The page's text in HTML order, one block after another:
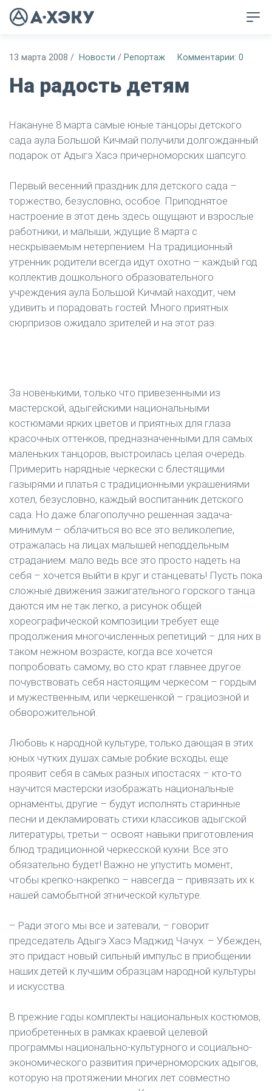
13 марта 2008 / Новости / Репортаж Комментарии: 0
На радость детям
Накануне 8 марта самые юные танцоры детского
сада аула Большой Кичмай получили долгожданный
подарок от Адыгэ Хасэ причерноморских шапсуго.
Первый весенний праздник для детского сада –
торжество, безусловно, особое. Приподнятое
настроение в этот день здесь ощущают и взрослые
работники, и малыши, ждущие 8 марта с
нескрываемым нетерпением. На традиционный
утренник родители всегда идут охотно – каждый год
коллектив дошкольного образовательного
учреждения аула Большой Кичмай находит, чем
удивить и порадовать гостей. Много приятных
сюрпризов ожидало зрителей и на этот раз.
За новенькими, только что привезенными из
мастерской, адыгейскими национальными
костюмами ярких цветов и приятных для глаза
красочных оттенков, предназначенными для самых
маленьких танцоров, выстроилась целая очередь.
Примерить нарядные черкески с блестящими
газырями и платья с традиционными украшениями
хотел, безусловно, каждый воспитанник детского
сада. Но даже благополучно решенная задача-
минимум – облачиться во все это великолепие,
отражалась на лицах малышей неподдельным
страданием: мало ведь все это просто надеть на
себя – хочется выйти в круг и станцевать! Пусть пока
сложные движения зажигательного горского танца
даются им не так легко, а рисунок общей
хореографической композиции требует еще
продолжения многочисленных репетиций – для них в
таком нежном возрасте, когда все хочется
попробовать самому, во сто крат главнее другое:
почувствовать себя настоящим черкесом – гордым
и мужественным, или черкешенкой – грациозной и
обворожительной.
Любовь к народной культуре, только дающая в этих
юных чутких душах самые робкие всходы, еще
проявит себя в самых разных ипостасях – кто-то
научится мастерски изображать национальные
орнаменты, другие – будут исполнять старинные
песни и декламировать стихи классиков адыгской
литературы, третьи – освоят навыки приготовления
блюд традиционной черкесской кухни. Все это
обязательно будет! Важно не упустить момент,
чтобы крепко-накрепко – навсегда – привязать их к
нашей самобытной этнической культуре.
– Ради этого мы все и затевали, – говорит
председатель Адыгэ Хасэ Маджид Чачух. – Убежден,
это придаст новый сильный импульс в приобщении
наших детей к лучшим образцам народной культуры
и искусства.
В прежние годы комплекты национальных костюмов,
приобретенных в рамках краевой целевой
программы национально-культурного и социально-
экономического развития причерноморских адыгов,
которую на протяжении многих лет совместно